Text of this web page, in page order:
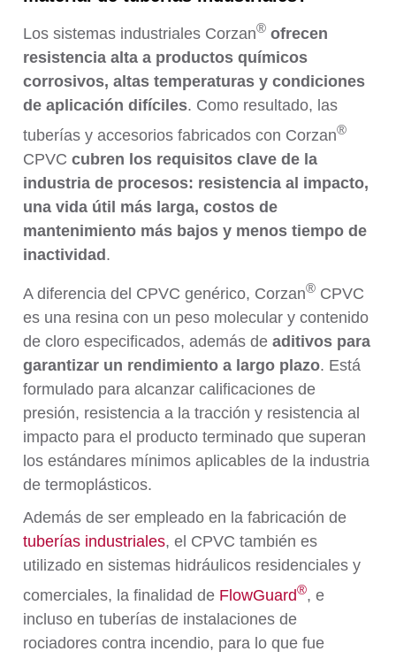
Los sistemas industriales Corzan® ofrecen
resistencia alta a productos químicos
corrosivos, altas temperaturas y condiciones
de aplicación difíciles. Como resultado, las
tuberías y accesorios fabricados con Corzan®
CPVC cubren los requisitos clave de la
industria de procesos: resistencia al impacto,
una vida útil más larga, costos de
mantenimiento más bajos y menos tiempo de
inactividad .
A diferencia del CPVC genérico, Corzan®CPVC
es una resina con un peso molecular y contenido
de cloro especificados, además de aditivos para
garantizar un rendimiento a largo plazo. Está
formulado para alcanzar calificaciones de
presión, resistencia a la tracción y resistencia al
impacto para el producto terminado que superan
los estándares mínimos aplicables de la industria
de termoplásticos.
Además de ser empleado en la fabricación de
tuberías industriales, el CPVC también es
utilizado en sistemas hidráulicos residenciales y
comerciales, la finalidad de FlowGuard®, e
incluso en tuberías de instalaciones de
rociadores contra incendio, para lo que fue